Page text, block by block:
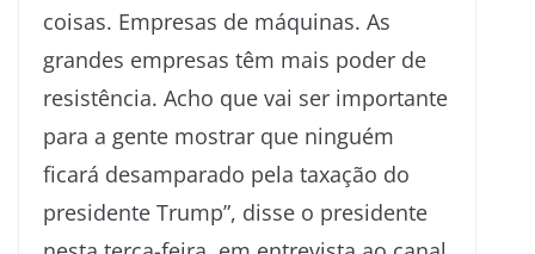
coisas. Empresas de máquinas. As
grandes empresas têm mais poder de
resistência. Acho que vai ser importante
para a gente mostrar que ninguém
ficará desamparado pela taxação do
presidente Trump”, disse o presidente